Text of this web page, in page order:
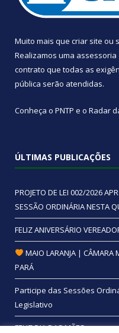
Muito mais que criar site ou
Realizamos uma assessoria
contrato que todas as
pública serão atendidas.
Conheça o PNTP e o Radar
ÚLTIMAS PUBLICAÇÕES
PROJETO DE LEI 002/2026
SESSÃO ORDINÁRIA NESTA
FELIZ ANIVERSÁRIO
MAIO LARANJA | CÂMARA
PARÁ
Participe das Sessões
Legislativo
FELIZ DIA DAS MÃES